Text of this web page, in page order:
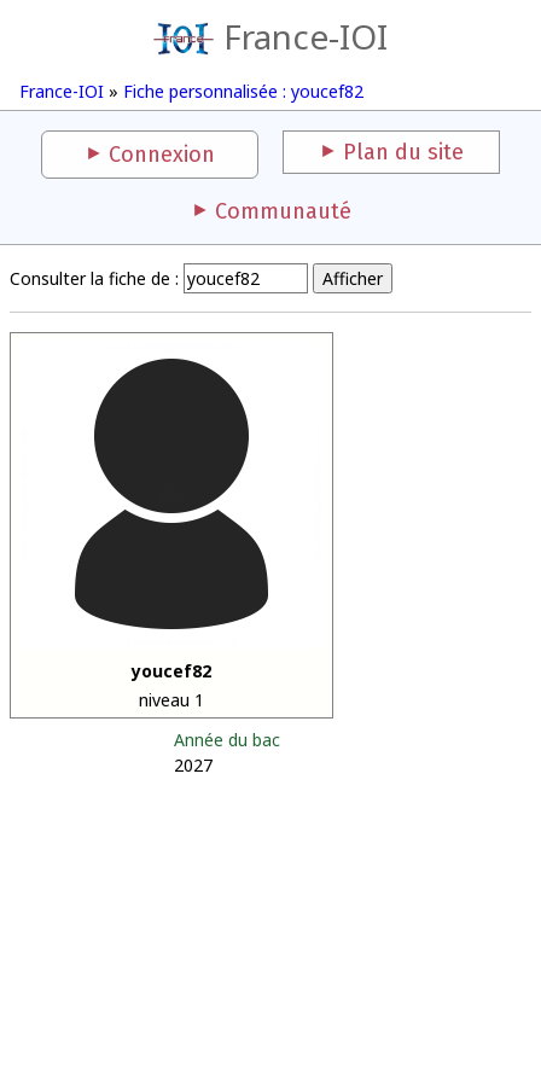
France-IOI
France-IOI » Fiche personnalisée : youcef82
Connexion Plan du site
Communauté
Consulter la fiche de :
youcef82
niveau 1
Année du bac
2027